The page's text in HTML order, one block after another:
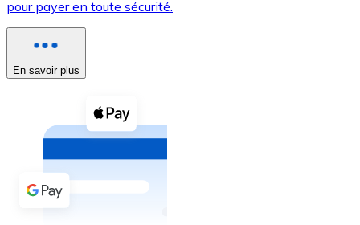
XRP
Voir toutes
Coupons crypto
Achetez des cryptomonnaies en espèces et d'autres
Acheter avec espèces
Virement SEPA
pour payer en toute sécurité.
En savoir plus